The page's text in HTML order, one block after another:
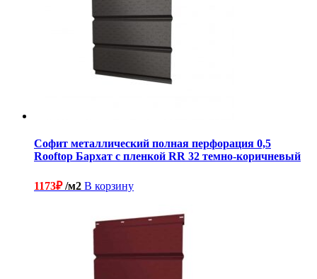
Софит металлический полная перфорация 0,5
Rooftop Бархат с пленкой RR 32 темно-коричневый
1173₽/м2 В корзину